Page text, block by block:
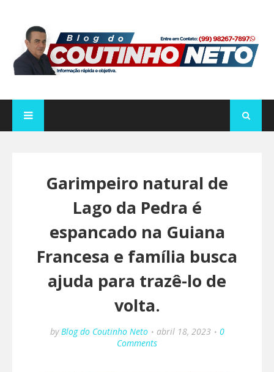
Garimpeiro natural de
Lago da Pedra é
espancado na Guiana
Francesa e família busca
ajuda para trazê-lo de
volta.
by Blog do Coutinho Neto abril 18, 2023
0
Comments